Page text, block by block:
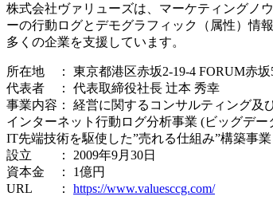
株式会社ヴァリューズは、マーケティングノ
ーの行動ログとデモグラフィック（属性）情
多くの企業を支援しています。
所在地 ： 東京都港区赤坂2-19-4 FORUM赤坂
代表者 ： 代表取締役社長 辻本 秀幸
事業内容： 経営に関するコンサルティング及
インターネット行動ログ分析事業 (ビッグデー
IT先端技術を駆使した”売れる仕組み”構築事業
設立 ： 2009年9月30日
資本金 ： 1億円
URL ： https://www.valuesccg.com/